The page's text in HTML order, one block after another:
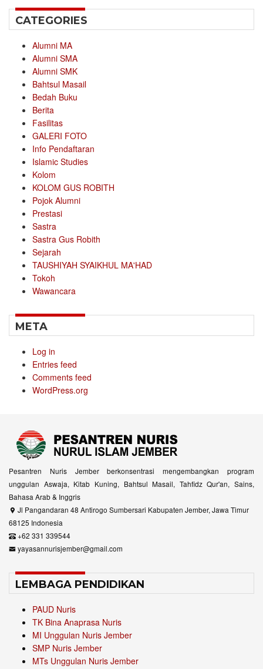
CATEGORIES
Alumni MA
Alumni SMA
Alumni SMK
Bahtsul Masail
Bedah Buku
Berita
Fasilitas
GALERI FOTO
Info Pendaftaran
Islamic Studies
Kolom
KOLOM GUS ROBITH
Pojok Alumni
Prestasi
Sastra
Sastra Gus Robith
Sejarah
TAUSHIYAH SYAIKHUL MA'HAD
Tokoh
Wawancara
META
Log in
Entries feed
Comments feed
WordPress.org
Pesantren Nuris Jember berkonsentrasi mengembangkan program
unggulan Aswaja, Kitab Kuning, Bahtsul Masail, Tahfidz Qur'an, Sains,
Bahasa Arab & Inggris
Jl Pangandaran 48 Antirogo Sumbersari Kabupaten Jember, Jawa Timur
68125 Indonesia
+62 331 339544
yayasannurisjember@gmail.com
LEMBAGA PENDIDIKAN
PAUD Nuris
TK Bina Anaprasa Nuris
MI Unggulan Nuris Jember
SMP Nuris Jember
MTs Unggulan Nuris Jember